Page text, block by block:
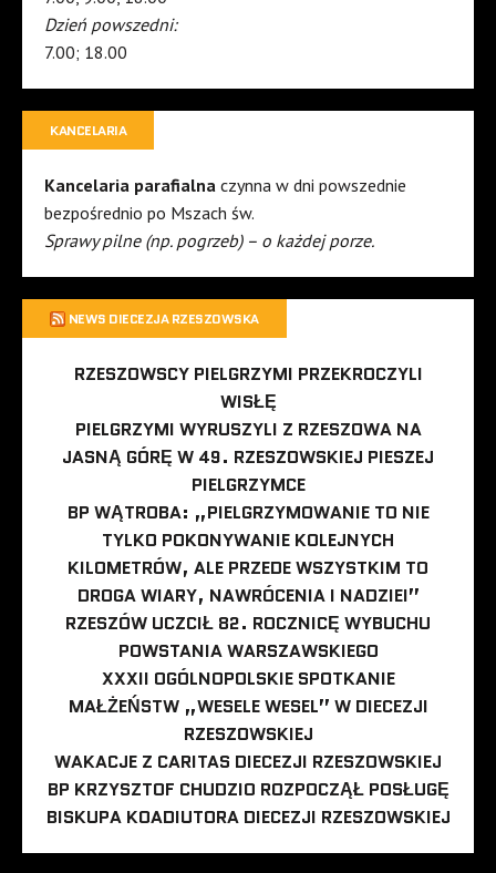
Dzień powszedni:
7.00; 18.00
KANCELARIA
Kancelaria parafialna czynna w dni powszednie
bezpośrednio po Mszach św.
Sprawy pilne (np. pogrzeb) – o każdej porze.
NEWS DIECEZJA RZESZOWSKA
RZESZOWSCY PIELGRZYMI PRZEKROCZYLI
WISŁĘ
PIELGRZYMI WYRUSZYLI Z RZESZOWA NA
JASNĄ GÓRĘ W 49. RZESZOWSKIEJ PIESZEJ
PIELGRZYMCE
BP WĄTROBA: „PIELGRZYMOWANIE TO NIE
TYLKO POKONYWANIE KOLEJNYCH
KILOMETRÓW, ALE PRZEDE WSZYSTKIM TO
DROGA WIARY, NAWRÓCENIA I NADZIEI”
RZESZÓW UCZCIŁ 82. ROCZNICĘ WYBUCHU
POWSTANIA WARSZAWSKIEGO
XXXII OGÓLNOPOLSKIE SPOTKANIE
MAŁŻEŃSTW „WESELE WESEL” W DIECEZJI
RZESZOWSKIEJ
WAKACJE Z CARITAS DIECEZJI RZESZOWSKIEJ
BP KRZYSZTOF CHUDZIO ROZPOCZĄŁ POSŁUGĘ
BISKUPA KOADIUTORA DIECEZJI RZESZOWSKIEJ